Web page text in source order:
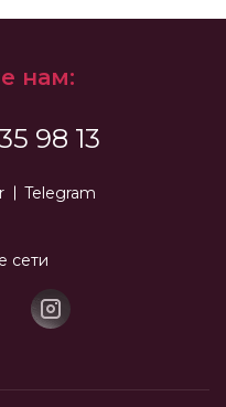
нам:
98 13
Telegram
сети